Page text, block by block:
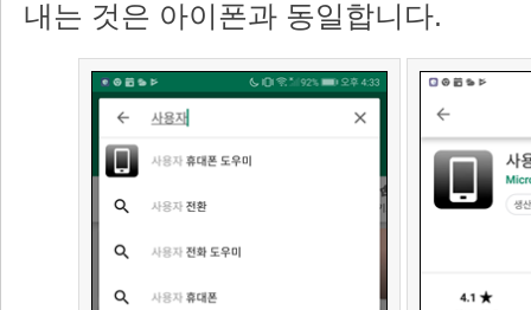
내는 것은 아이폰과 동일합니다.